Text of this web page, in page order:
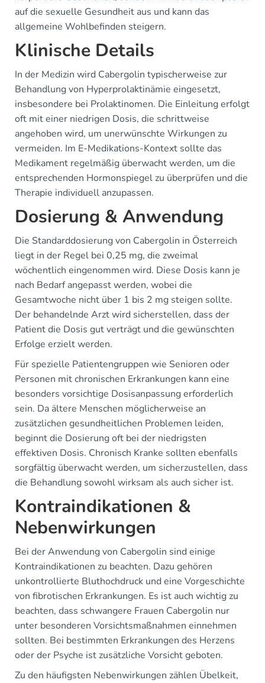
auf die sexuelle Gesundheit aus und kann das
allgemeine Wohlbefinden steigern.
Klinische Details
In der Medizin wird Cabergolin typischerweise zur
Behandlung von Hyperprolaktinämie eingesetzt,
insbesondere bei Prolaktinomen. Die Einleitung erfolgt
oft mit einer niedrigen Dosis, die schrittweise
angehoben wird, um unerwünschte Wirkungen zu
vermeiden. Im E-Medikations-Kontext sollte das
Medikament regelmäßig überwacht werden, um die
entsprechenden Hormonspiegel zu überprüfen und die
Therapie individuell anzupassen.
Dosierung & Anwendung
Die Standarddosierung von Cabergolin in Österreich
liegt in der Regel bei 0,25 mg, die zweimal
wöchentlich eingenommen wird. Diese Dosis kann je
nach Bedarf angepasst werden, wobei die
Gesamtwoche nicht über 1 bis 2 mg steigen sollte.
Der behandelnde Arzt wird sicherstellen, dass der
Patient die Dosis gut verträgt und die gewünschten
Erfolge erzielt werden.
Für spezielle Patientengruppen wie Senioren oder
Personen mit chronischen Erkrankungen kann eine
besonders vorsichtige Dosisanpassung erforderlich
sein. Da ältere Menschen möglicherweise an
zusätzlichen gesundheitlichen Problemen leiden,
beginnt die Dosierung oft bei der niedrigsten
effektiven Dosis. Chronisch Kranke sollten ebenfalls
sorgfältig überwacht werden, um sicherzustellen, dass
die Behandlung sowohl wirksam als auch sicher ist.
Kontraindikationen &
Nebenwirkungen
Bei der Anwendung von Cabergolin sind einige
Kontraindikationen zu beachten. Dazu gehören
unkontrollierte Bluthochdruck und eine Vorgeschichte
von fibrotischen Erkrankungen. Es ist auch wichtig zu
beachten, dass schwangere Frauen Cabergolin nur
unter besonderen Vorsichtsmaßnahmen einnehmen
sollten. Bei bestimmten Erkrankungen des Herzens
oder der Psyche ist zusätzliche Vorsicht geboten.
Zu den häufigsten Nebenwirkungen zählen Übelkeit,